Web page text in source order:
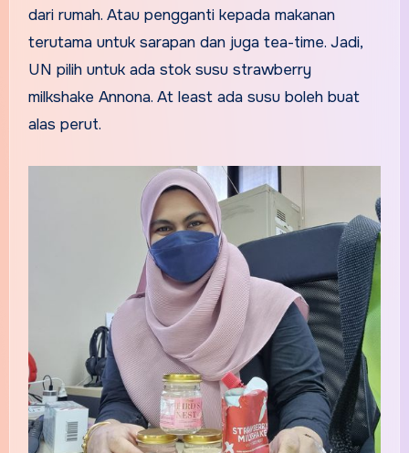
dari rumah. Atau pengganti kepada makanan
terutama untuk sarapan dan juga tea-time. Jadi,
UN pilih untuk ada stok susu strawberry
milkshake Annona. At least ada susu boleh buat
alas perut.